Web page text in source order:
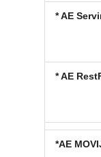
* AE
* AE
*AE